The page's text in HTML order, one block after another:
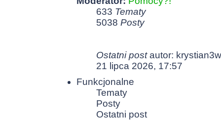
633 Tematy
5038 Posty
Ostatni postautor: krystian3w
21 lipca 2026, 17:57
Funkcjonalne
Tematy
Posty
Ostatni post